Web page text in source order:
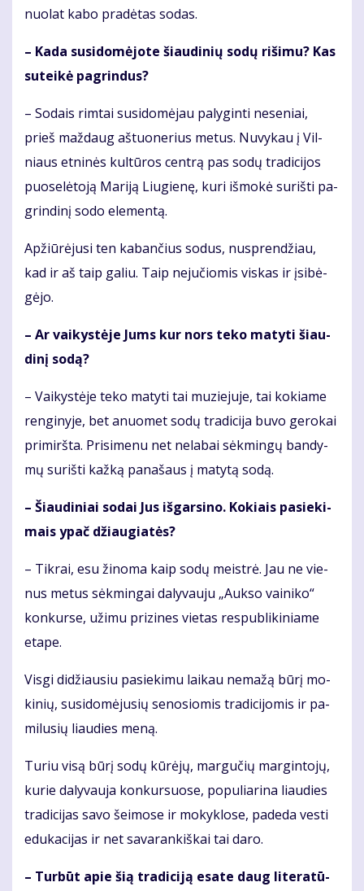
nuo­lat ka­bo pra­dė­tas so­das.
– Ka­da su­si­do­mė­jo­te šiau­di­nių so­dų ri­ši­mu? Kas
su­tei­kė pa­grin­dus?
– So­dais rim­tai su­si­do­mė­jau pa­ly­gin­ti ne­se­niai,
prieš maž­daug aš­tuo­ne­rius me­tus. Nu­vy­kau į Vil­
niaus et­ni­nės kul­tū­ros cen­trą pas so­dų tra­di­ci­jos
puo­se­lė­to­ją Ma­ri­ją Liu­gie­nę, ku­ri iš­mo­kė su­riš­ti pa­
grin­di­nį so­do ele­men­tą.
Ap­žiū­rė­ju­si ten ka­ban­čius so­dus, nu­spren­džiau,
kad ir aš taip ga­liu. Taip ne­ju­čio­mis vis­kas ir įsi­bė­
gė­jo.
– Ar vai­kys­tė­je Jums kur nors te­ko ma­ty­ti šiau­
di­nį so­dą?
– Vai­kys­tė­je te­ko ma­ty­ti tai mu­zie­ju­je, tai ko­kia­me
ren­gi­ny­je, bet anuo­met so­dų tra­di­ci­ja bu­vo ge­ro­kai
pri­mirš­ta. Pri­si­me­nu net ne­la­bai sėk­min­gų ban­dy­
mų su­riš­ti kaž­ką pa­na­šaus į ma­ty­tą so­dą.
– Šiau­di­niai so­dai Jus iš­gar­si­no. Ko­kiais pa­sie­ki­
mais ypač džiau­gia­tės?
– Tik­rai, esu ži­no­ma kaip so­dų meist­rė. Jau ne vie­
nus me­tus sėk­min­gai da­ly­vau­ju „Auk­so vai­ni­ko“
kon­kur­se, už­imu pri­zi­nes vie­tas res­pub­li­ki­nia­me
eta­pe.
Vis­gi di­džiau­siu pa­sie­ki­mu lai­kau ne­ma­žą bū­rį mo­
ki­nių, su­si­do­mė­ju­sių se­no­sio­mis tra­di­ci­jo­mis ir pa­
mi­lu­sių liau­dies me­ną.
Tu­riu vi­są bū­rį so­dų kū­rė­jų, mar­gu­čių mar­gin­to­jų,
ku­rie da­ly­vau­ja kon­kur­suo­se, po­pu­lia­ri­na liau­dies
tra­di­ci­jas sa­vo šei­mo­se ir mo­kyk­lo­se, pa­de­da ves­ti
edu­ka­ci­jas ir net sa­va­ran­kiš­kai tai da­ro.
– Tur­būt apie šią tra­di­ci­ją esa­te daug li­te­ra­tū­